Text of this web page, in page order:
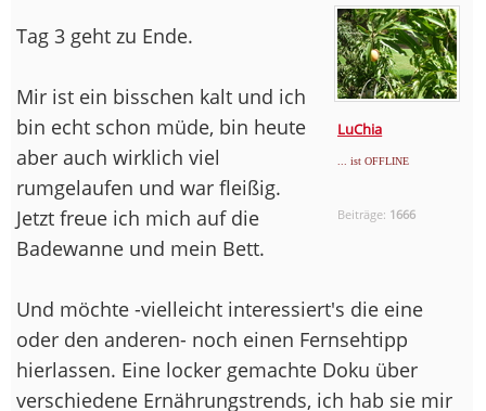
LuChia
... ist OFFLINE
Beiträge: 1666
Tag 3 geht zu Ende.
Mir ist ein bisschen kalt und ich
bin echt schon müde, bin heute
aber auch wirklich viel
rumgelaufen und war fleißig.
Jetzt freue ich mich auf die
Badewanne und mein Bett.
Und möchte -vielleicht interessiert's die eine
oder den anderen- noch einen Fernsehtipp
hierlassen. Eine locker gemachte Doku über
verschiedene Ernährungstrends, ich hab sie mir